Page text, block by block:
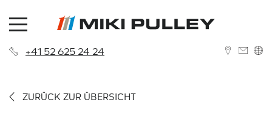
+41 52 625 24 24
ZURÜCK ZUR ÜBERSICHT